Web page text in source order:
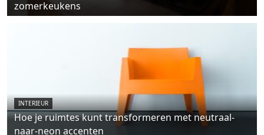
zomerkeukens
INTERIEUR
Hoe je ruimtes kunt transformeren met neutraal-
naar-neon accenten